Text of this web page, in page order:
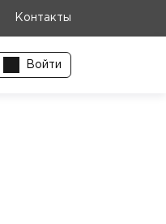
Контакты
Войти